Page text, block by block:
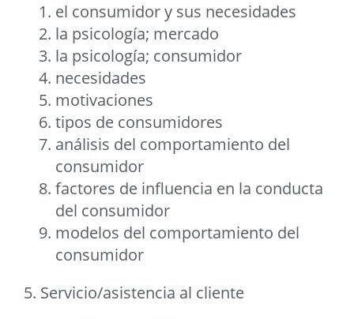
el consumidor y sus necesidades
la psicología; mercado
la psicología; consumidor
necesidades
motivaciones
tipos de consumidores
análisis del comportamiento del
consumidor
factores de influencia en la conducta
del consumidor
modelos del comportamiento del
consumidor
5. Servicio/asistencia al cliente